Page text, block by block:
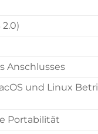
Anschlusses
und Linux
Portabilität